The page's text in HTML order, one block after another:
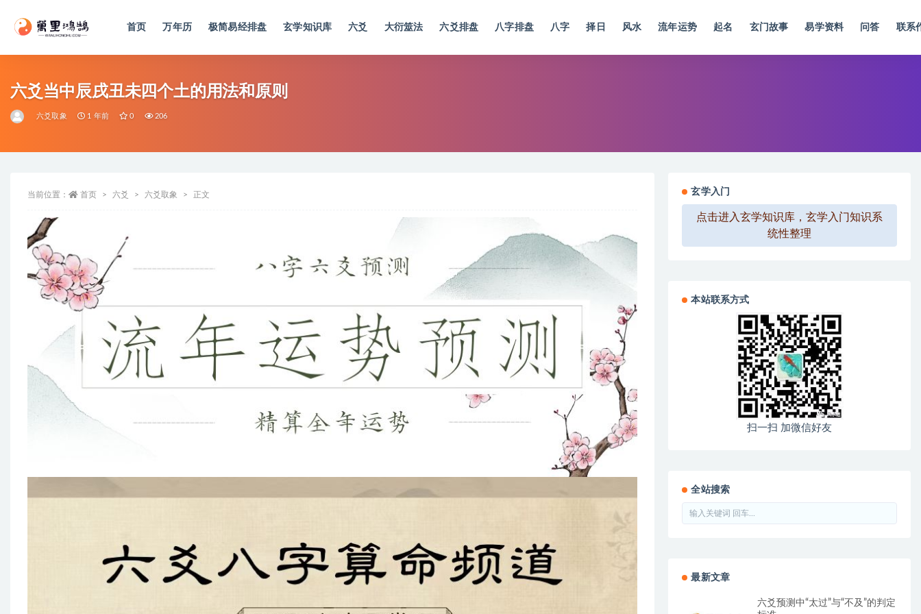
首页 万年历 极简易经排盘 玄学知识库 六爻 大衍筮法 六爻排盘 八字排盘 八字 择日 风水 流年运势 起名 玄门故事 易学资料 问答 联系
六爻当中辰戌丑未四个土的用法和原则
六爻取象 1 年前 0 206
当前位置： 首页 六爻 六爻取象 正文 玄学入门
点击进入玄学知识库，玄学入门知识系
统性整理
本站联系方式
扫一扫 加微信好友
全站搜索
最新文章
六爻预测中“太过”与“不及”的判定